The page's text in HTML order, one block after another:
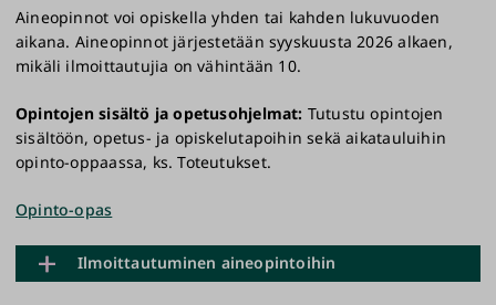
>Ilmoittautuminen Ympäristö ja yhteiskunta -jaksolle
(itsenäiset opinnot) 2.12.2026 - 1.3.2027
päästöjen hallinta -jaksolle 2.12.2026 – 20.5.2027
>Ilmoittautuminen Ympäristöekologia ja
28.9.2026
luonnonsuojelu -jaksolle (ohjatut opinnot) 2.12.2026 -
20.5.2027
Aineopinnot voi opiskella yhden tai kahden lukuvuoden
aikana. Aineopinnot järjestetään syyskuusta 2026 alkaen,
mikäli ilmoittautujia on vähintään 10.
Opintojen sisältö ja opetusohjelmat: Tutustu opintojen
sisältöön, opetus- ja opiskelutapoihin sekä aikatauluihin
opinto-oppaassa, ks. Toteutukset.
Opinto-opas
Ilmoittautuminen aineopintoihin